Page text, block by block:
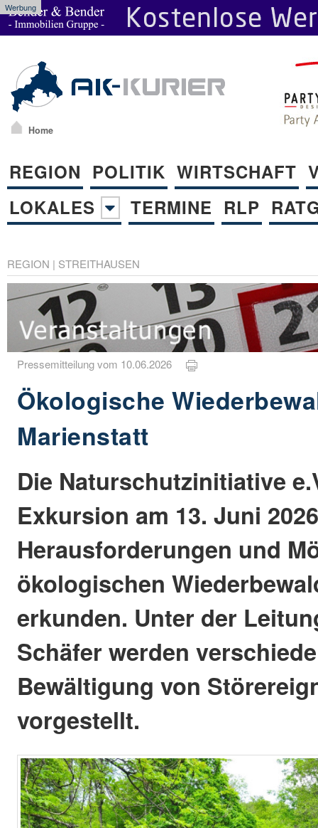
Werbung
Home
REGION POLITIK WIRTSCHAFT
LOKALES
TERMINE RLP
REGION | STREITHAUSEN
Pressemitteilung vom 10.06.2026
Ökologische
Marienstatt
Die Naturschutzinitiative
Exkursion am 13. Juni
Herausforderungen und
ökologischen
erkunden. Unter der
Schäfer werden
Bewältigung von
vorgestellt.